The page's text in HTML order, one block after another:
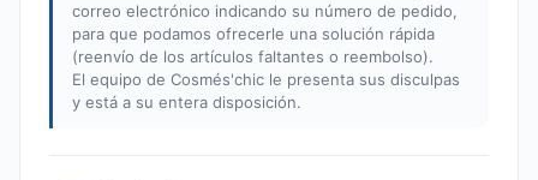
correo electrónico indicando su número de pedido,
para que podamos ofrecerle una solución rápida
(reenvío de los artículos faltantes o reembolso).
El equipo de Cosmés'chic le presenta sus disculpas
y está a su entera disposición.